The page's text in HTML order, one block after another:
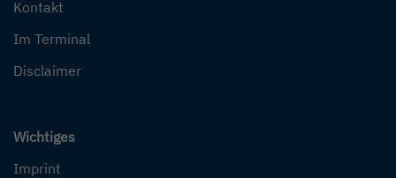
Kontakt
Im Terminal
Disclaimer
Wichtiges
Imprint